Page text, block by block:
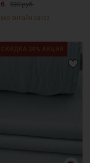
530 руб.
онлайн-заказ